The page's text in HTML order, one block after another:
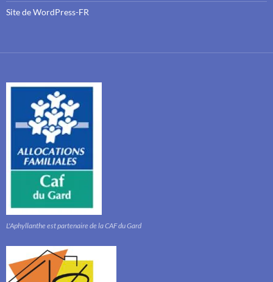
Site de WordPress-FR
L'Aphyllanthe est partenaire de la CAF du Gard